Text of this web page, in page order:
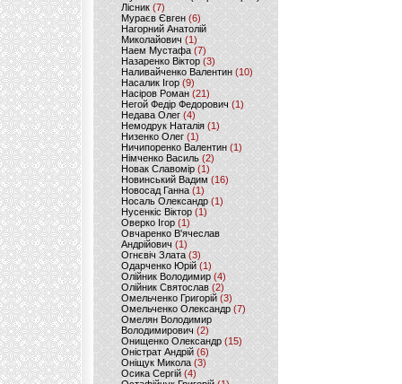
Лісник (7)
Мураєв Євген(6)
Нагорний Анатолій
Миколайович (1)
Наем Мустафа (7)
Назаренко Віктор (3)
Наливайченко Валентин (10)
Насалик Ігор(9)
Насіров Роман (21)
Негой Федір Федорович(1)
Недава Олег(4)
Немодрук Наталія(1)
Низенко Олег (1)
Ничипоренко Валентин (1)
Німченко Василь (2)
Новак Славомір (1)
Новинський Вадим (16)
Новосад Ганна (1)
Носаль Олександр (1)
Нусенкіс Віктор (1)
Оверко Ігор (1)
Овчаренко В'ячеслав
Андрійович(1)
Огнєвіч Злата (3)
Одарченко Юрій(1)
Олійник Володимир (4)
Олійник Святослав (2)
Омельченко Григорій (3)
Омельченко Олександр(7)
Омелян Володимир
Володимирович (2)
Онищенко Олександр (15)
Оністрат Андрій (6)
Оніщук Микола (3)
Осика Сергій(4)